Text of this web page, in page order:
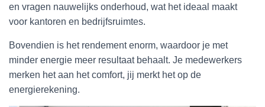
en vragen nauwelijks onderhoud, wat het ideaal maakt
voor kantoren en bedrijfsruimtes.
Bovendien is het rendement enorm, waardoor je met
minder energie meer resultaat behaalt. Je medewerkers
merken het aan het comfort, jij merkt het op de
energierekening.